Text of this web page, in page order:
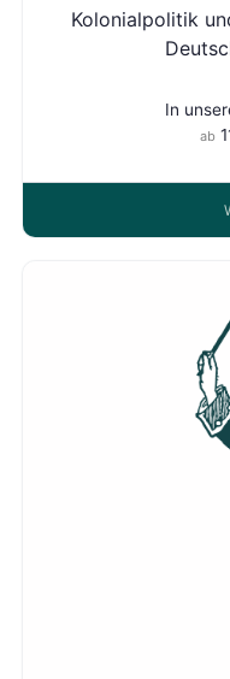
Kolonialpolitik
In
ab